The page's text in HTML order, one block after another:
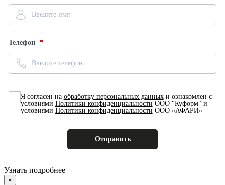
Телефон
Я согласен на обработку персональных данныхи ознакомлен с
условиями Политики конфиденциальности ООО "Куформ" и
условиями Политики конфиденциальности ООО «АФАРИ»
Узнать подробнее
×